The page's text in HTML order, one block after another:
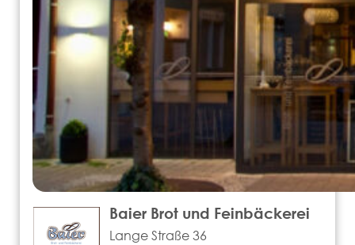
Baier Brot und Feinbäckerei
Lange Straße 36